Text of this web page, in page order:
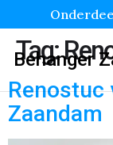
Behanger
Tag:
Renostuc
Zaandam